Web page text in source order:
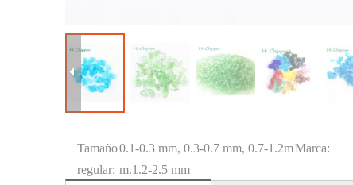
Tamaño
regular:
0.1-0.3 mm, 0.3-0.7 mm, 0.7-1.2m
m.1.2-2.5 mm
Marca: